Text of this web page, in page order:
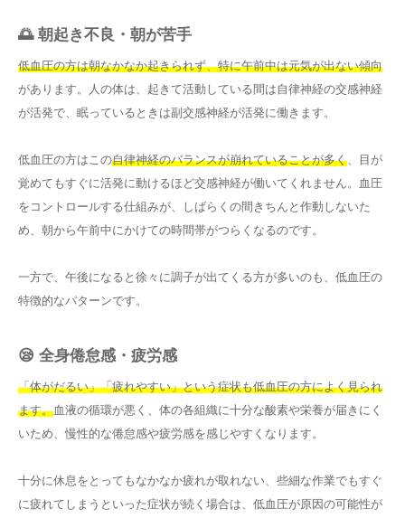
🌅 朝起き不良・朝が苦手
低血圧の方は朝なかなか起きられず、特に午前中は元気が出ない傾向
があります。人の体は、起きて活動している間は自律神経の交感神経
が活発で、眠っているときは副交感神経が活発に働きます。
低血圧の方はこの自律神経のバランスが崩れていることが多く、目が
覚めてもすぐに活発に動けるほど交感神経が働いてくれません。血圧
をコントロールする仕組みが、しばらくの間きちんと作動しないた
め、朝から午前中にかけての時間帯がつらくなるのです。
一方で、午後になると徐々に調子が出てくる方が多いのも、低血圧の
特徴的なパターンです。
😪 全身倦怠感・疲労感
「体がだるい」「疲れやすい」という症状も低血圧の方によく見られ
ます。血液の循環が悪く、体の各組織に十分な酸素や栄養が届きにく
いため、慢性的な倦怠感や疲労感を感じやすくなります。
十分に休息をとってもなかなか疲れが取れない、些細な作業でもすぐ
に疲れてしまうといった症状が続く場合は、低血圧が原因の可能性が